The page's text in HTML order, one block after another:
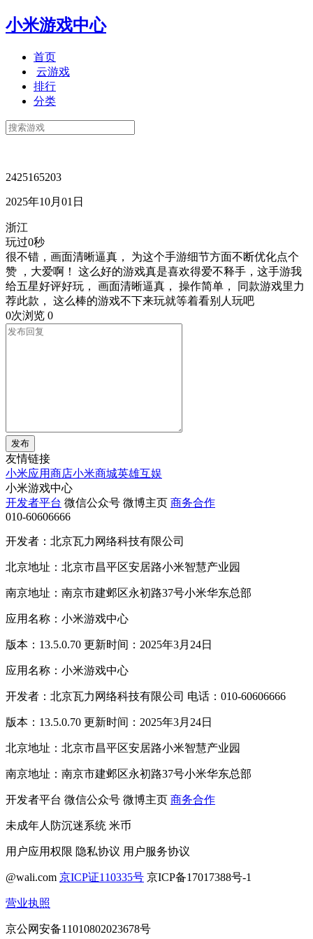
小米游戏中心
首页
云游戏
排行
分类
2425165203
2025年10月01日
浙江
玩过0秒
很不错，画面清晰逼真， 为这个手游细节方面不断优化点个
赞 ，大爱啊！ 这么好的游戏真是喜欢得爱不释手，这手游我
给五星好评好玩， 画面清晰逼真， 操作简单， 同款游戏里力
荐此款， 这么棒的游戏不下来玩就等着看别人玩吧
0次浏览 0
发布
友情链接
小米应用商店小米商城英雄互娱
小米游戏中心
开发者平台 微信公众号 微博主页 商务合作
010-60606666
开发者：北京瓦力网络科技有限公司
北京地址：北京市昌平区安居路小米智慧产业园
南京地址：南京市建邺区永初路37号小米华东总部
应用名称：小米游戏中心
版本：13.5.0.70 更新时间：2025年3月24日
应用名称：小米游戏中心
开发者：北京瓦力网络科技有限公司 电话：010-60606666
版本：13.5.0.70 更新时间：2025年3月24日
北京地址：北京市昌平区安居路小米智慧产业园
南京地址：南京市建邺区永初路37号小米华东总部
开发者平台 微信公众号 微博主页 商务合作
未成年人防沉迷系统 米币
用户应用权限 隐私协议 用户服务协议
@wali.com 京ICP证110335号 京ICP备17017388号-1
营业执照
京公网安备11010802023678号